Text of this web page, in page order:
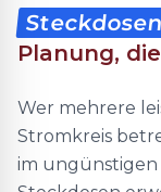
Steckdosen
Planung,
Wer mehrere
Stromkreis
im ungünstigen